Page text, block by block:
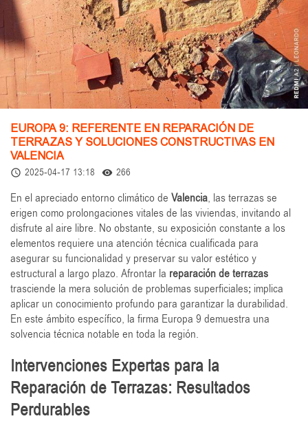
EUROPA 9: REFERENTE EN REPARACIÓN DE
TERRAZAS Y SOLUCIONES CONSTRUCTIVAS EN
VALENCIA
access_time 2025-04-17 13:18 remove_red_eye 266
En el apreciado entorno climático de Valencia, las terrazas se
erigen como prolongaciones vitales de las viviendas, invitando al
disfrute al aire libre. No obstante, su exposición constante a los
elementos requiere una atención técnica cualificada para
asegurar su funcionalidad y preservar su valor estético y
estructural a largo plazo. Afrontar la reparación de terrazas
trasciende la mera solución de problemas superficiales; implica
aplicar un conocimiento profundo para garantizar la durabilidad.
En este ámbito específico, la firma Europa 9 demuestra una
solvencia técnica notable en toda la región.
Intervenciones Expertas para la
Reparación de Terrazas: Resultados
Perdurables